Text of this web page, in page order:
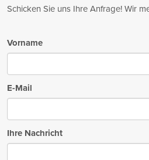
Schicken Sie uns Ihre Anfrage! Wir
Vorname
E-Mail
Ihre Nachricht